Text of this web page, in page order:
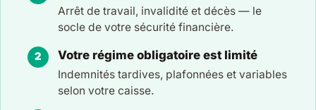
Arrêt de travail, invalidité et décès — le
socle de votre sécurité financière.
Votre régime obligatoire est limité
Indemnités tardives, plafonnées et variables
selon votre caisse.